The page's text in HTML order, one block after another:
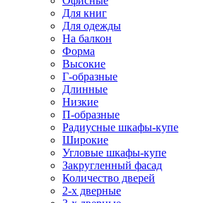
Для книг
Для одежды
На балкон
Форма
Высокие
Г-образные
Длинные
Низкие
П-образные
Радиусные шкафы-купе
Широкие
Угловые шкафы-купе
Закругленный фасад
Количество дверей
2-х дверные